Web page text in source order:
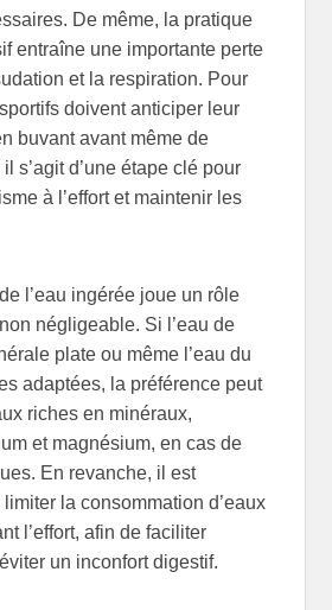
De même, la pratique
entraîne une importante perte
et la respiration. Pour
doivent anticiper leur
buvant avant même de
s’agit d’une étape clé pour
à l’effort et maintenir les
l’eau ingérée joue un rôle
négligeable. Si l’eau de
plate ou même l’eau du
adaptées, la préférence peut
riches en minéraux,
et magnésium, en cas de
En revanche, il est
la consommation d’eaux
l’effort, afin de faciliter
un inconfort digestif.